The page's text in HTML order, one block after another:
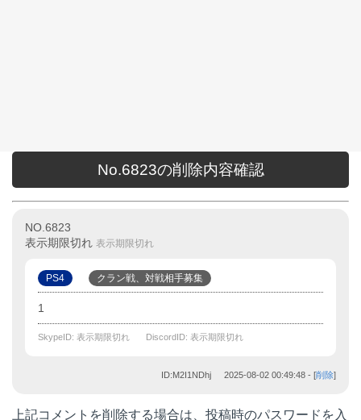
No.6823の削除内容確認
NO.6823
表示期限切れ 表示期限切れ
PS4 クラン戦、対戦相手募集
1
SkypeID: 表示期限切れ DiscordID: 表示期限切れ
ID:M2I1NDhj 2025-08-02 00:49:48 - [削除]
上記コメントを削除する場合は、投稿時のパスワードを入